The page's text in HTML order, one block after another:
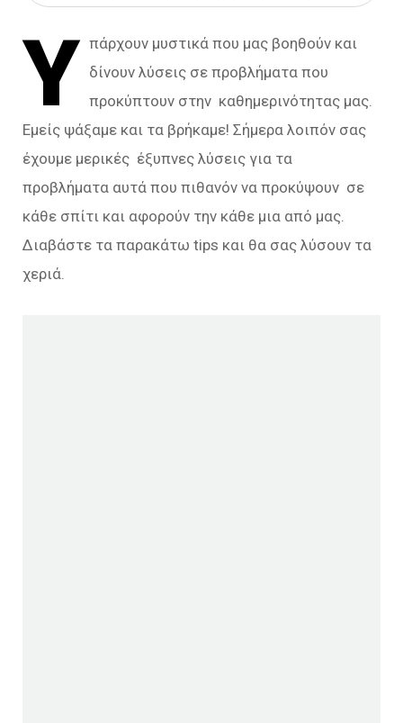
Υ πάρχουν μυστικά που μας βοηθούν και
δίνουν λύσεις σε προβλήματα που
προκύπτουν στην καθημερινότητας μας.
Εμείς ψάξαμε και τα βρήκαμε! Σήμερα λοιπόν σας
έχουμε μερικές έξυπνες λύσεις για τα
προβλήματα αυτά που πιθανόν να προκύψουν σε
κάθε σπίτι και αφορούν την κάθε μια από μας.
Διαβάστε τα παρακάτω tips και θα σας λύσουν τα
χεριά.